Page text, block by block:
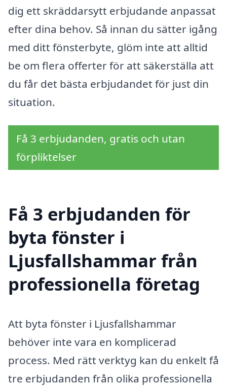
dig ett skräddarsytt erbjudande anpassat
efter dina behov. Så innan du sätter igång
med ditt fönsterbyte, glöm inte att alltid
be om flera offerter för att säkerställa att
du får det bästa erbjudandet för just din
situation.
Få 3 erbjudanden, gratis och utan
förpliktelser
Få 3 erbjudanden för
byta fönster i
Ljusfallshammar från
professionella företag
Att byta fönster i Ljusfallshammar
behöver inte vara en komplicerad
process. Med rätt verktyg kan du enkelt få
tre erbjudanden från olika professionella